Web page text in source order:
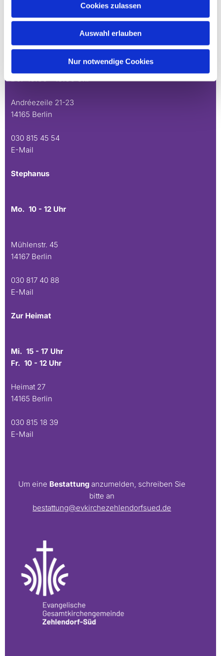
Cookies zulassen
Auswahl erlauben
Nur notwendige Cookies
Bürozeiten an den Standorten der Ortskirchen
Schönow-Buschgraben
Andréezeile 21-23
14165 Berlin
030 815 45 54
E-Mail
Stephanus
Mo. 10 - 12 Uhr
Mühlenstr. 45
14167 Berlin
030 817 40 88
E-Mail
Zur Heimat
Mi. 15 - 17 Uhr
Fr. 10 - 12 Uhr
Heimat 27
14165 Berlin
030 815 18 39
E-Mail
Um eine Bestattung anzumelden, schreiben Sie
bitte an
bestattung@evkirchezehlendorfsued.de